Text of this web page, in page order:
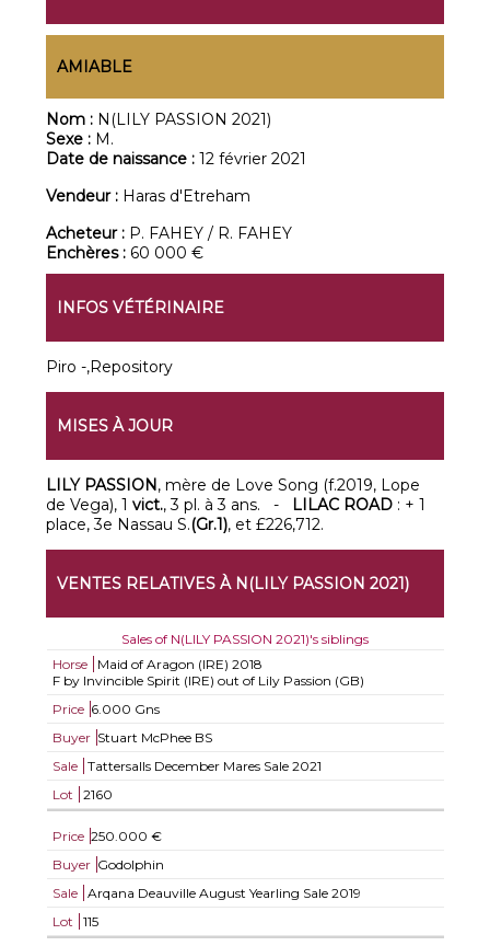
AMIABLE
Nom : N(LILY PASSION 2021)
Sexe : M.
Date de naissance :12 février 2021
Vendeur : Haras d'Etreham
Acheteur : P. FAHEY / R. FAHEY
Enchères : 60 000 €
INFOS VÉTÉRINAIRE
Piro -,Repository
MISES À JOUR
LILY PASSION, mère de Love Song (f.2019, Lope
de Vega), 1vict., 3 pl. à 3 ans. - LILAC ROAD : + 1
place, 3e Nassau S.(Gr.1), et £226,712.
VENTES RELATIVES À N(LILY PASSION 2021)
Sales of N(LILY PASSION 2021)'s siblings
Horse
Maid of Aragon (IRE) 2018
F by Invincible Spirit (IRE) out of Lily Passion (GB)
Price 6.000 Gns
Buyer Stuart McPhee BS
Sale
Tattersalls December Mares Sale 2021
Lot
2160
Price 250.000 €
Buyer Godolphin
Sale
Arqana Deauville August Yearling Sale 2019
Lot
115